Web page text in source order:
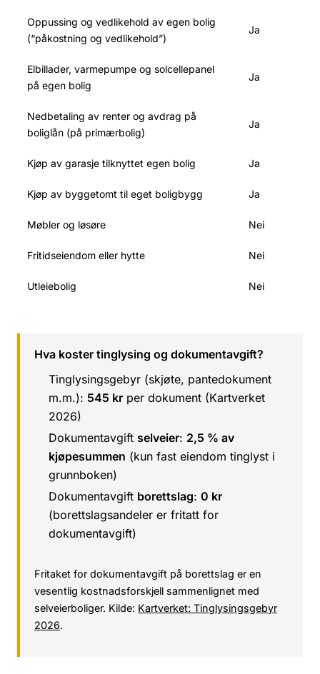
Oppussing og vedlikehold av egen bolig
(“påkostning og vedlikehold”)
Ja
Elbillader, varmepumpe og solcellepanel
på egen bolig
Ja
Nedbetaling av renter og avdrag på
boliglån (på primærbolig)
Ja
Kjøp av garasje tilknyttet egen bolig Ja
Kjøp av byggetomt til eget boligbygg Ja
Møbler og løsøre Nei
Fritidseiendom eller hytte Nei
Utleiebolig Nei
Hva koster tinglysing og dokumentavgift?
Tinglysingsgebyr (skjøte, pantedokument
m.m.): 545 kr per dokument (Kartverket
2026)
Dokumentavgift selveier: 2,5 % av
kjøpesummen (kun fast eiendom tinglyst i
grunnboken)
Dokumentavgift borettslag: 0 kr
(borettslagsandeler er fritatt for
dokumentavgift)
Fritaket for dokumentavgift på borettslag er en
vesentlig kostnadsforskjell sammenlignet med
selveierboliger. Kilde: Kartverket: Tinglysingsgebyr
2026.